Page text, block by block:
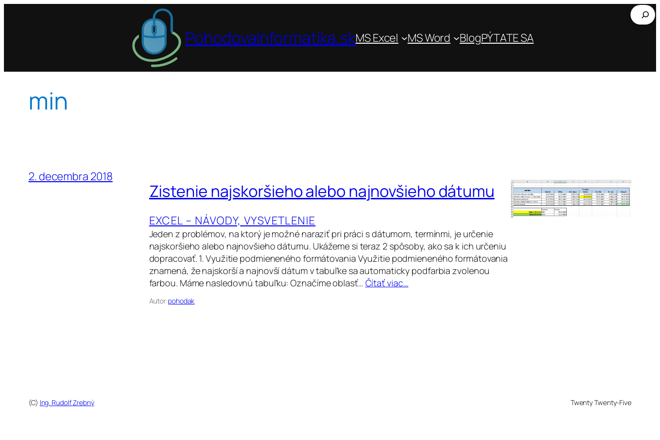
PohodovaInformatika.skMS Excel MS Word BlogPÝTATE SA
min
2. decembra 2018
Zistenie najskoršieho alebo najnovšieho dátumu
EXCEL – NÁVODY, VYSVETLENIE
Jeden z problémov, na ktorý je možné naraziť pri práci s dátumom, termínmi, je určenie
najskoršieho alebo najnovšieho dátumu. Ukážeme si teraz 2 spôsoby, ako sa k ich určeniu
dopracovať. 1. Využitie podmieneného formátovania Využitie podmieneného formátovania
znamená, že najskorší a najnovší dátum v tabuľke sa automaticky podfarbia zvolenou
farbou. Máme nasledovnú tabuľku: Označíme oblasť… Čítať viac…
Autor:pohodak
(C) Ing. Rudolf Zrebný Twenty Twenty-Five